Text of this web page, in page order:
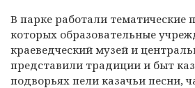
В парке работали тематические
которых образовательные
краеведческий музей и
представили традиции и быт
подворьях пели казачьи песни,